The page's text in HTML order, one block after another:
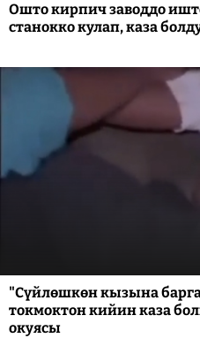
Ошто кирпич заводдо
станокко кулап, каза
"Сүйлөшкөн кызына
токмоктон кийин каза
окуясы